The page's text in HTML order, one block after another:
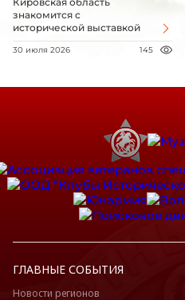
знакомится с
исторической выставкой
30 июля 2026 145
ГЛАВНЫЕ СОБЫТИЯ
Новости регионов